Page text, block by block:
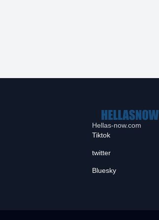
Hellas-now.com
Tiktok
twitter
Bluesky